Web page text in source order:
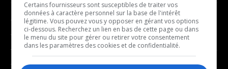
- Affaires municipales
- Communauté / Social
- Culture
- Économie
- Décompte franco
- Joué récemment
BALADOS
Certains fournisseurs sont susceptibles de traiter vos
données à caractère personnel sur la base de l'intérêt
légitime. Vous pouvez vous y opposer en gérant vos options
ci-dessous. Recherchez un lien en bas de cette page ou dans
le menu du site pour gérer ou retirer votre consentement
dans les paramètres des cookies et de confidentialité.